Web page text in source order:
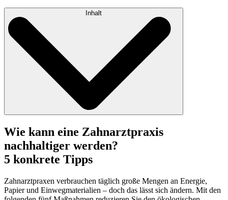
Inhalt
Wie kann eine Zahnarztpraxis
nachhaltiger werden?
5 konkrete Tipps
Zahnarztpraxen verbrauchen täglich große Mengen an Energie,
Papier und Einwegmaterialien – doch das lässt sich ändern. Mit den